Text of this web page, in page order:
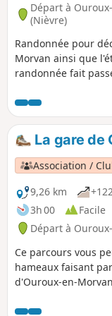
palpable de ces
inoubliable vous
voyage hors du
Départ à
(Nièvre)
Randonnée pour
Morvan ainsi que
randonnée fait
La gare
Association /
9,26 km
3h 00
Facile
Départ à
Ce parcours vous
hameaux faisant
d'Ouroux-en-
pourrez ainsi, lors